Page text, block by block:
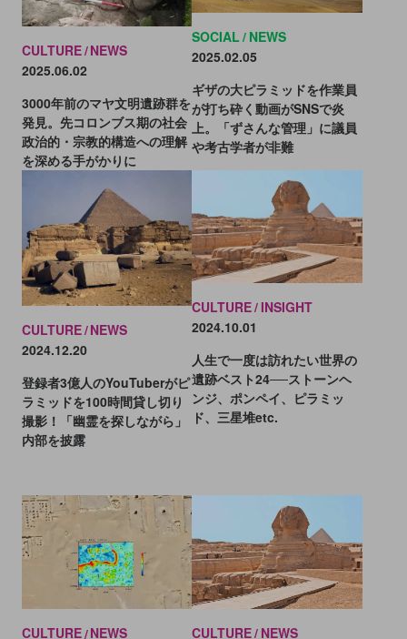
CULTURE NEWS
2025.06.02
3000年前のマヤ文明遺跡群を
発見。先コロンブス期の社会
政治的・宗教的構造への理解
を深める手がかりに
SOCIAL NEWS
2025.02.05
ギザの大ピラミッドを作業員
が打ち砕く動画がSNSで炎
上。「ずさんな管理」に議員
や考古学者が非難
CULTURE NEWS
2024.12.20
登録者3億人のYouTuberがピ
ラミッドを100時間貸し切り
撮影！「幽霊を探しながら」
内部を披露
CULTURE INSIGHT
2024.10.01
人生で一度は訪れたい世界の
遺跡ベスト24──ストーンヘ
ンジ、ポンペイ、ピラミッ
ド、三星堆etc.
CULTURE NEWS CULTURE NEWS